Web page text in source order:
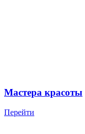
Мастера красоты
Перейти